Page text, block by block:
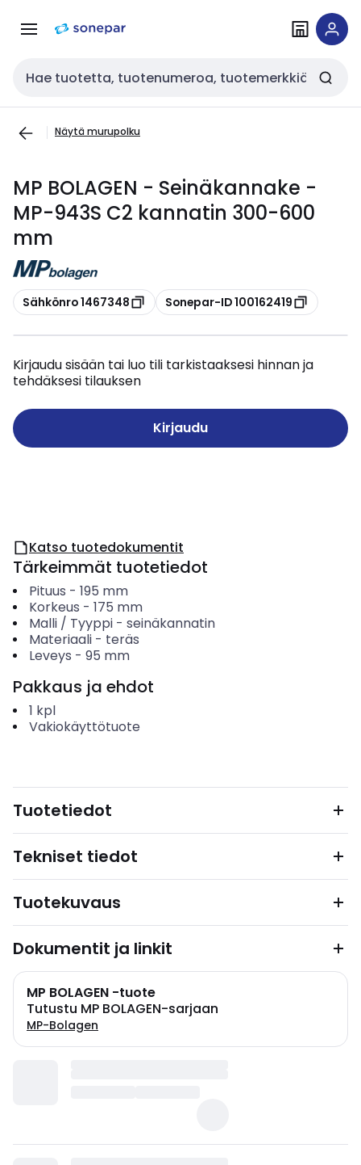
navigointiinsisältöön
Haku
Näytä murupolku
MP BOLAGEN - Seinäkannake -
MP-943S C2 kannatin 300-600
mm
Kopioi
Sähkönro 1467348 Kopioi
Sonepar-ID 100162419
Kirjaudu sisään tai luo tili tarkistaaksesi hinnan ja
tehdäksesi tilauksen
Kirjaudu
Katso tuotedokumentit
Tärkeimmät tuotetiedot
Pituus - 195 mm
Korkeus - 175 mm
Malli / Tyyppi- seinäkannatin
Materiaali- teräs
Leveys - 95 mm
Pakkaus ja ehdot
1 kpl
Vakiokäyttötuote
Tuotetiedot
Tekniset tiedot
Tuotekuvaus
Dokumentit ja linkit
MP BOLAGEN -tuote
Tutustu MP BOLAGEN-sarjaan
MP-Bolagen